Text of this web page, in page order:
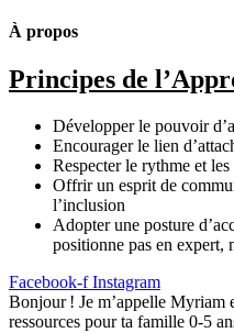
À propos
Principes de
Développer le pouvoir
Encourager le lien
Respecter le rythme et
Offrir un esprit de
l’inclusion
Adopter une posture
positionne pas en expert,
Facebook-f Instagram
Bonjour ! Je m’appelle Myriam
ressources pour ta famille 0-5